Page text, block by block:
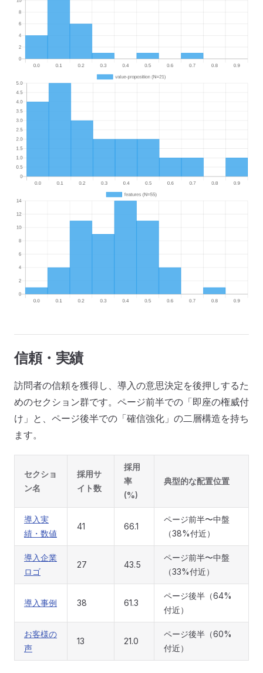
信頼・実績
訪問者の信頼を獲得し、導入の意思決定を後押しするた
めのセクション群です。ページ前半での「即座の権威付
け」と、ページ後半での「確信強化」の二層構造を持ち
ます。
セクショ
ン名
採用サ
イト数
採用
率
(%)
典型的な配置位置
導入実
績・数値
41 66.1
ページ前半〜中盤
（38%付近）
導入企業
ロゴ
27 43.5
ページ前半〜中盤
（33%付近）
導入事例 38 61.3
ページ後半（64%
付近）
お客様の
声
13 21.0
ページ後半（60%
付近）